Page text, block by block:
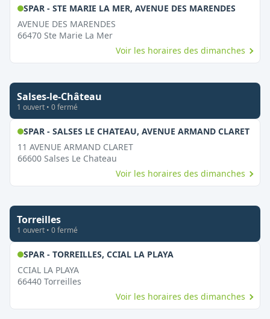
SPAR - STE MARIE LA MER, AVENUE DES MARENDES,
AVENUE DES MARENDES
66470 Ste Marie La Mer
Voir les horaires des dimanches
Salses-le-Château
1 ouvert • 0fermé
SPAR - SALSES LE CHATEAU, AVENUE ARMAND CLARET,
11 AVENUE ARMAND CLARET
66600 Salses Le Chateau
Voir les horaires des dimanches
Torreilles
1 ouvert • 0fermé
SPAR - TORREILLES, CCIAL LA PLAYA,
CCIAL LA PLAYA
66440 Torreilles
Voir les horaires des dimanches